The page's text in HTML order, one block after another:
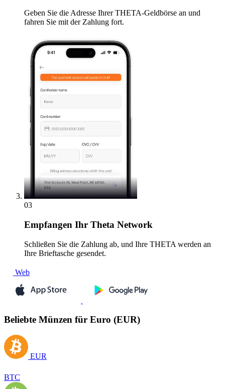
Geben Sie die Adresse Ihrer THETA-Geldbörse an und
fahren Sie mit der Zahlung fort.
03
Empfangen Ihr Theta Network
Schließen Sie die Zahlung ab, und Ihre THETA werden an
Ihre Brieftasche gesendet.
Web
Beliebte Münzen für Euro (EUR)
EUR
BTC